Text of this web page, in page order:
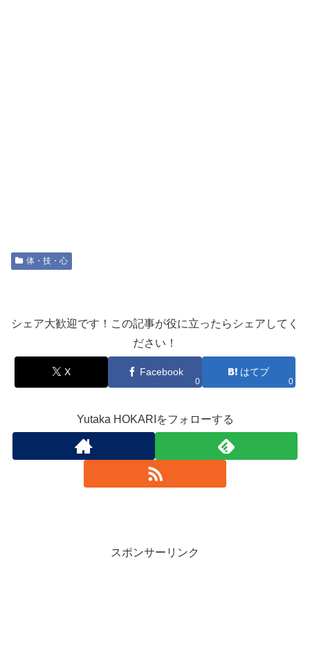
体・技・心
シェア大歓迎です！この記事が役に立ったらシェアしてく
ださい！
X Facebook
0
はてブ
0
Yutaka HOKARIをフォローする
スポンサーリンク